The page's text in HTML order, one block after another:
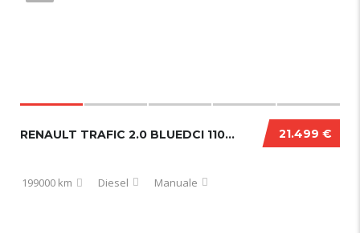
21.499 €
RENAULT TRAFIC 2.0 BLUEDCI 110CV 9 POSTI 2022
199000 km Diesel Manuale